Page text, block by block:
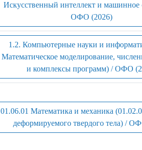
Искусственный интеллект и машинное
ОФО (2026)
1.2. Компьютерные науки и
Математическое моделирование,
и комплексы программ) / ОФО
01.06.01 Математика и механика
деформируемого твердого тела) /